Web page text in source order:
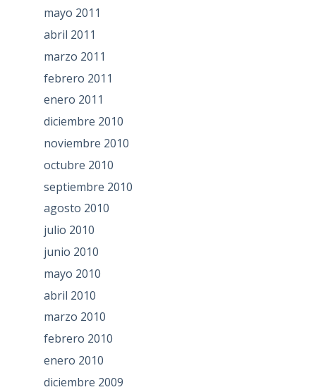
mayo 2011
abril 2011
marzo 2011
febrero 2011
enero 2011
diciembre 2010
noviembre 2010
octubre 2010
septiembre 2010
agosto 2010
julio 2010
junio 2010
mayo 2010
abril 2010
marzo 2010
febrero 2010
enero 2010
diciembre 2009